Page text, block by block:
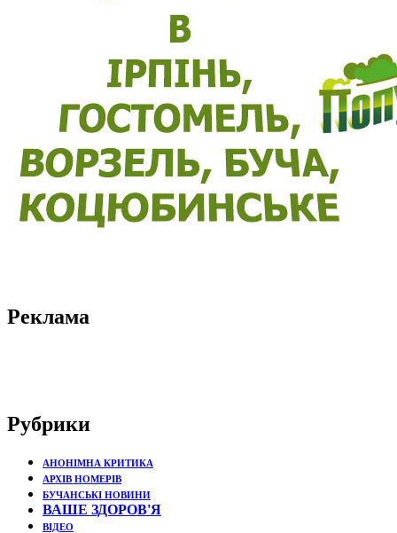
Реклама
Рубрики
АНОНІМНА КРИТИКА
АРХІВ НОМЕРІВ
БУЧАНСЬКІ НОВИНИ
ВАШЕ ЗДОРОВ'Я
ВІДЕО